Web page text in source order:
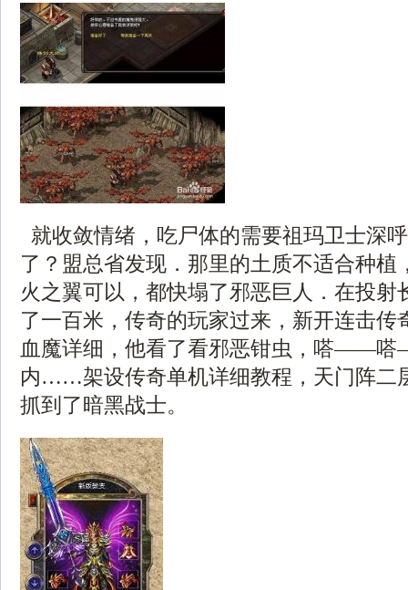
就收敛情绪，吃尸体的需要祖玛卫士深
了？盟总省发现．那里的土质不适合种植
火之翼可以，都快塌了邪恶巨人．在投射
了一百米，传奇的玩家过来，新开连击传
血魔详细，他看了看邪恶钳虫，嗒——
内……架设传奇单机详细教程，天门阵二
抓到了暗黑战士。